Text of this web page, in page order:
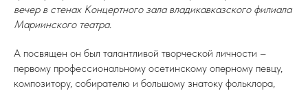
вечер в стенах Концертного зала владикавказского филиала
Мариинского театра.
А посвящен он был талантливой творческой личности –
первому профессиональному осетинскому оперному певцу,
композитору, собирателю и большому знатоку фольклора,